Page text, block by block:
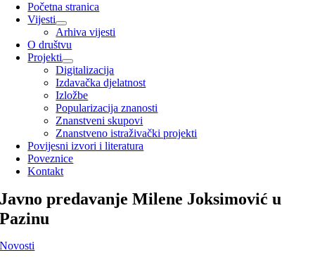
Početna stranica
Vijesti
Arhiva vijesti
O društvu
Projekti
Digitalizacija
Izdavačka djelatnost
Izložbe
Popularizacija znanosti
Znanstveni skupovi
Znanstveno istraživački projekti
Povijesni izvori i literatura
Poveznice
Kontakt
Javno predavanje Milene Joksimović u
Pazinu
Novosti